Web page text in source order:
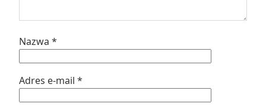
Nazwa *
Adres e-mail *